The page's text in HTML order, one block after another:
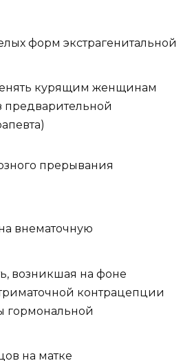
форм экстрагенитальной
курящим женщинам
предварительной
прерывания
внематочную
возникшая на фоне
контрацепции
гормональной
на матке